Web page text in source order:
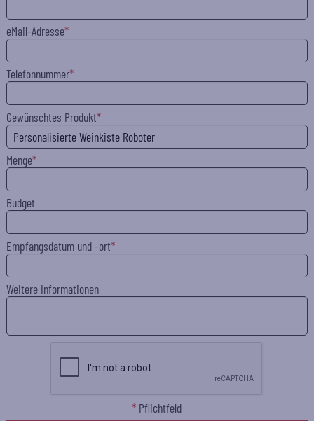
eMail-Adresse
Telefonnummer
Gewünschtes Produkt
Menge
Budget
Empfangsdatum und -ort
Weitere Informationen
* Pflichtfeld